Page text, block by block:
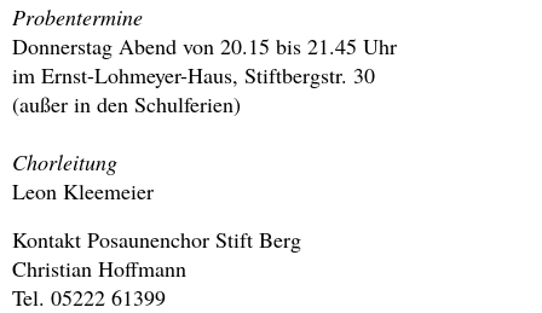
Probentermine
Donnerstag Abend von 20.15 bis 21.45 Uhr
im Ernst-Lohmeyer-Haus, Stiftbergstr. 30
(außer in den Schulferien)
Chorleitung
Leon Kleemeier
Kontakt Posaunenchor Stift Berg
Christian Hoffmann
Tel. 05222 61399